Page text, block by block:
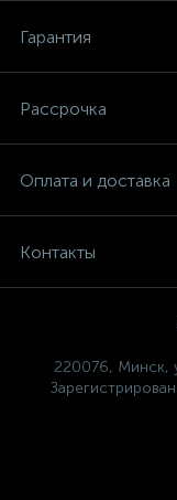
Гарантия
Рассрочка
Оплата и доставка
Контакты
220076, Минск,